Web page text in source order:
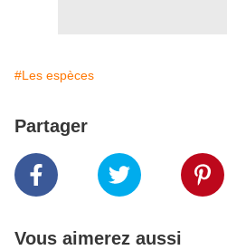
#Les espèces
Partager
Vous aimerez aussi